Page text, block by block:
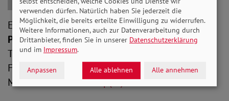
Erika Musterkamp
Position
Tel: 0123 456789-0
Fax: 0123 456789-1
Mail:
erika.musterkamp(at)sovd.de
verwenden dürfen. Natürlich haben Sie jederzeit die
Möglichkeit, die bereits erteilte Einwilligung zu widerrufen.
Weitere Informationen, auch zur Datenverarbeitung durch
Drittanbieter, finden Sie in unserer Datenschutzerklärung
und im Impressum.
Anpassen Alle ablehnen Alle annehmen